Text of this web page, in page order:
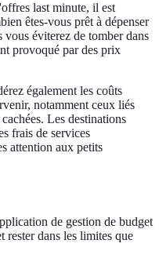
last minute, il est
êtes-vous prêt à dépenser
éviterez de tomber dans
provoqué par des prix
également les coûts
notamment ceux liés
Les destinations
frais de services
attention aux petits
de gestion de budget
rester dans les limites que